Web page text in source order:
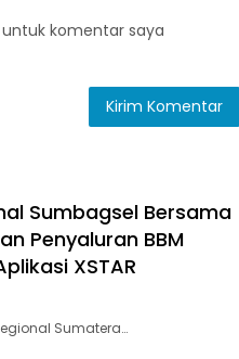
komentar saya
Sumbagsel Bersama
Penyaluran BBM
XSTAR
Sumatera…